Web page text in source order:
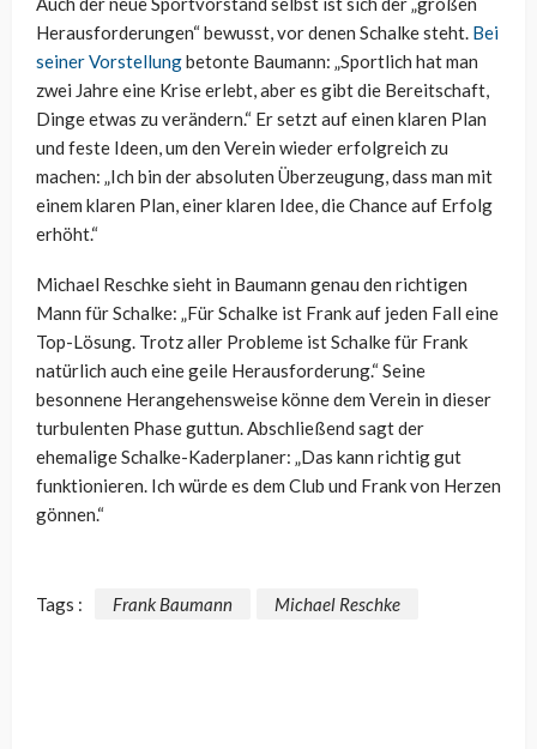
Herausforderungen“ bewusst, vor denen Schalke steht. Bei
seiner Vorstellungbetonte Baumann: „Sportlich hat man
zwei Jahre eine Krise erlebt, aber es gibt die Bereitschaft,
Dinge etwas zu verändern.“ Er setzt auf einen klaren Plan
und feste Ideen, um den Verein wieder erfolgreich zu
machen: „Ich bin der absoluten Überzeugung, dass man mit
einem klaren Plan, einer klaren Idee, die Chance auf Erfolg
erhöht.“
Michael Reschke sieht in Baumann genau den richtigen
Mann für Schalke: „Für Schalke ist Frank auf jeden Fall eine
Top-Lösung. Trotz aller Probleme ist Schalke für Frank
natürlich auch eine geile Herausforderung.“ Seine
besonnene Herangehensweise könne dem Verein in dieser
turbulenten Phase guttun. Abschließend sagt der
ehemalige Schalke-Kaderplaner: „Das kann richtig gut
funktionieren. Ich würde es dem Club und Frank von Herzen
gönnen.“
Tags : Frank Baumann Michael Reschke